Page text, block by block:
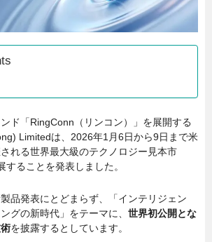
ド「RingConn（リンコン）」を展開する
Limitedは、2026年1月6日から9日まで米
れる世界最大級のテクノロジー見本市
することを発表しました。
品発表にとどまらず、「インテリジェン
グの新時代」をテーマに、 世界初公開とな
を披露するとしています。